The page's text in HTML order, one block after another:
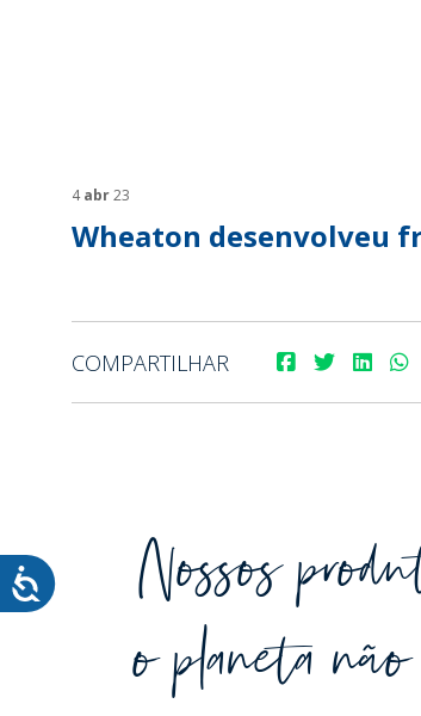
WHEATON CASA
ONDE ENCONTRAR
4abr23
Wheaton desenvolveu
COMPARTILHAR
Nossos
o planeta não